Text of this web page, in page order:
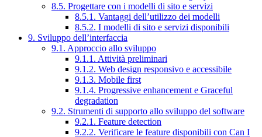
8.5. Progettare con i modelli di sito e servizi
8.5.1. Vantaggi dell’utilizzo dei modelli
8.5.2. I modelli di sito e servizi disponibili
9. Sviluppo dell’interfaccia
9.1. Approccio allo sviluppo
9.1.1. Attività preliminari
9.1.2. Web design responsivo e accessibile
9.1.3. Mobile first
9.1.4. Progressive enhancement e Graceful
degradation
9.2. Strumenti di supporto allo sviluppo del software
9.2.1. Feature detection
9.2.2. Verificare le feature disponibili con Can I